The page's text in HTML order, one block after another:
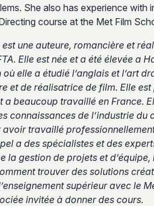
She also has experience with
course at the Met Film
une auteure, romancière et
Elle est née et a été élevée a
où elle a étudié l’anglais et l’art
et de réalisatrice de film. Elle
a beaucoup travaillé en France.
connaissances de l’industrie du
travaillé
a des spécialistes et des
la gestion de projets et
trouver des solutions
supérieur avec le
invitée à donner des cours.